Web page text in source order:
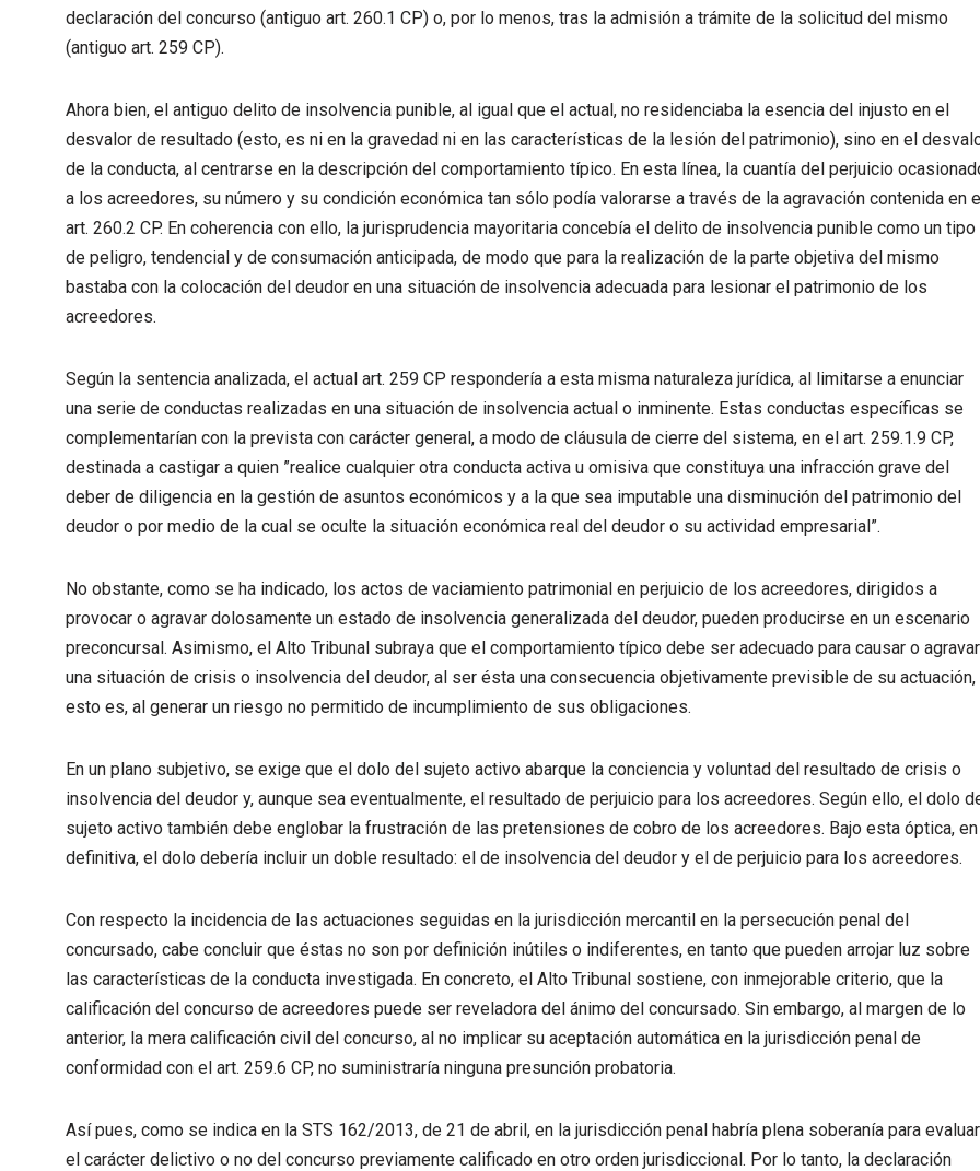
declaración del concurso (antiguo art. 260.1 CP) o, por lo menos, tras la admisión a trámite de la solicitud del mismo
(antiguo art. 259 CP).
Ahora bien, el antiguo delito de insolvencia punible, al igual que el actual, no residenciaba la esencia del injusto en el
desvalor de resultado (esto, es ni en la gravedad ni en las características de la lesión del patrimonio), sino en el
de la conducta, al centrarse en la descripción del comportamiento típico. En esta línea, la cuantía del perjuicio
a los acreedores, su número y su condición económica tan sólo podía valorarse a través de la agravación contenida en
art. 260.2 CP. En coherencia con ello, la jurisprudencia mayoritaria concebía el delito de insolvencia punible como un tipo
de peligro, tendencial y de consumación anticipada, de modo que para la realización de la parte objetiva del mismo
bastaba con la colocación del deudor en una situación de insolvencia adecuada para lesionar el patrimonio de los
acreedores.
Según la sentencia analizada, el actual art. 259 CP respondería a esta misma naturaleza jurídica, al limitarse a enunciar
una serie de conductas realizadas en una situación de insolvencia actual o inminente. Estas conductas específicas se
complementarían con la prevista con carácter general, a modo de cláusula de cierre del sistema, en el art. 259.1.9 CP,
destinada a castigar a quien ”realice cualquier otra conducta activa u omisiva que constituya una infracción grave del
deber de diligencia en la gestión de asuntos económicos y a la que sea imputable una disminución del patrimonio del
deudor o por medio de la cual se oculte la situación económica real del deudor o su actividad empresarial”.
No obstante, como se ha indicado, los actos de vaciamiento patrimonial en perjuicio de los acreedores, dirigidos a
provocar o agravar dolosamente un estado de insolvencia generalizada del deudor, pueden producirse en un escenario
preconcursal. Asimismo, el Alto Tribunal subraya que el comportamiento típico debe ser adecuado para causar o agravar
una situación de crisis o insolvencia del deudor, al ser ésta una consecuencia objetivamente previsible de su actuación,
esto es, al generar un riesgo no permitido de incumplimiento de sus obligaciones.
En un plano subjetivo, se exige que el dolo del sujeto activo abarque la conciencia y voluntad del resultado de crisis o
insolvencia del deudor y, aunque sea eventualmente, el resultado de perjuicio para los acreedores. Según ello, el dolo
sujeto activo también debe englobar la frustración de las pretensiones de cobro de los acreedores. Bajo esta óptica, en
definitiva, el dolo debería incluir un doble resultado: el de insolvencia del deudor y el de perjuicio para los acreedores.
Con respecto la incidencia de las actuaciones seguidas en la jurisdicción mercantil en la persecución penal del
concursado, cabe concluir que éstas no son por definición inútiles o indiferentes, en tanto que pueden arrojar luz sobre
las características de la conducta investigada. En concreto, el Alto Tribunal sostiene, con inmejorable criterio, que la
calificación del concurso de acreedores puede ser reveladora del ánimo del concursado. Sin embargo, al margen de lo
anterior, la mera calificación civil del concurso, al no implicar su aceptación automática en la jurisdicción penal de
conformidad con el art. 259.6 CP, no suministraría ninguna presunción probatoria.
Así pues, como se indica en la STS 162/2013, de 21 de abril, en la jurisdicción penal habría plena soberanía para evaluar
el carácter delictivo o no del concurso previamente calificado en otro orden jurisdiccional. Por lo tanto, la declaración